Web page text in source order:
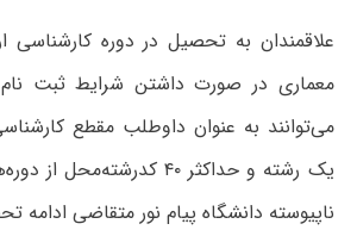
علاقمندان به تحصیل در دوره کارشناسی
معماری در صورت داشتن شرایط ثبت نام
می‌توانند به عنوان داوطلب مقطع
یک رشته و حداکثر ۴۰
ناپیوسته دانشگاه پیام نور متقاضی ادامه